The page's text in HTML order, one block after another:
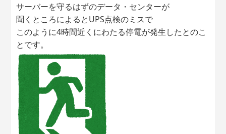
サーバーを守るはずのデータ・センターが
聞くところによるとUPS点検のミスで
このように4時間近くにわたる停電が発生したとのこ
とです。